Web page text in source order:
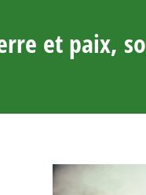
et paix,